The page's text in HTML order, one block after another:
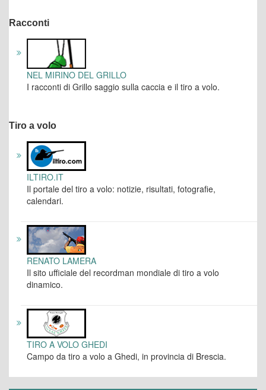
Racconti
NEL MIRINO DEL GRILLO
I racconti di Grillo saggio sulla caccia e il tiro a volo.
Tiro a volo
ILTIRO.IT
Il portale del tiro a volo: notizie, risultati, fotografie,
calendari.
RENATO LAMERA
Il sito ufficiale del recordman mondiale di tiro a volo
dinamico.
TIRO A VOLO GHEDI
Campo da tiro a volo a Ghedi, in provincia di Brescia.